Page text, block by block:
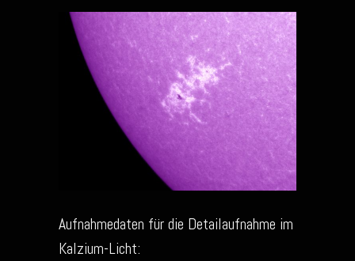
Aufnahmedaten für die Detailaufnahme im
Kalzium-Licht: